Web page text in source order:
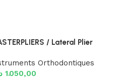
/ Lateral Plier
Orthodontiques
1.050,00